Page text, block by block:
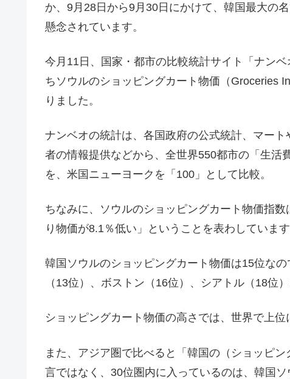
か、9月28日から9月30日にかけて、韓国最大の
懸念されています。
今月11日、国家・都市の比較統計サイト「ナン
ちソウルのショッピングカート物価（Groceries
りました。
ナンベオの統計は、各国政府の公式統計、マー
者の情報提供などから、全世界550都市の「生活
を、米国ニューヨークを「100」として比較。
ちなみに、ソウルのショッピングカート物価指
り物価が8.1％低い」ということを表わしています
韓国ソウルのショッピングカート物価は15位な
（13位）、ボストン（16位）、シアトル（18位
ショッピングカート物価の高さでは、世界で上位
また、アジア圏で比べると「韓国の（ショッピ
言ではなく、30位圏内に入っているのは、韓国ソ